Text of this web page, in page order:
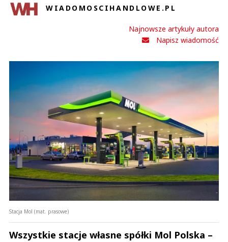
WIADOMOSCIHANDLOWE.PL
Najnowsze artykuły autora
Napisz wiadomość
Stacja Mol (mat. prasowe)
Wszystkie stacje własne spółki Mol Polska –